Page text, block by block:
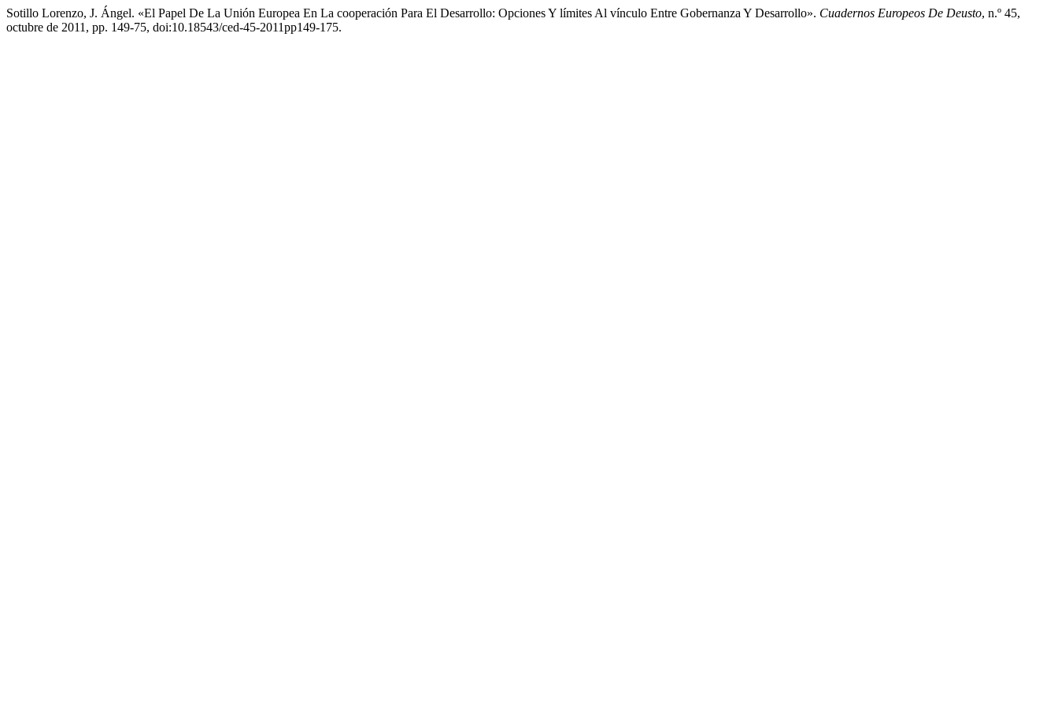
Sotillo Lorenzo, J. Ángel. «El Papel De La Unión Europea En La cooperación Para El Desarrollo: Opciones Y límites Al vínculo Entre Gobernanza Y Desarrollo». Cuadernos Europeos De Deusto, n.º 45,
octubre de 2011, pp. 149-75, doi:10.18543/ced-45-2011pp149-175.